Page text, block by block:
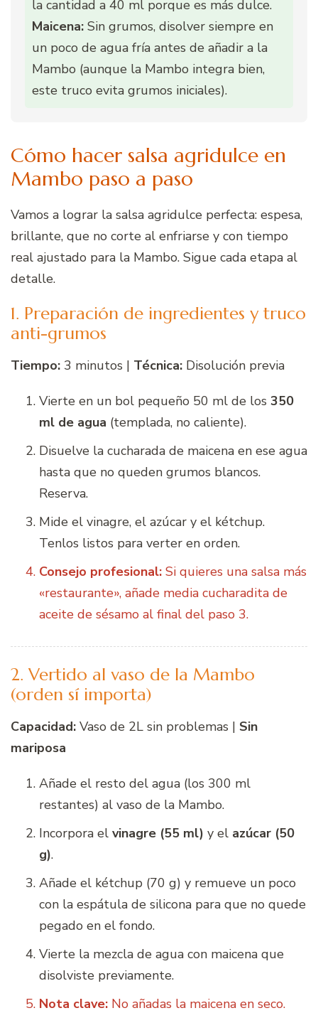
la cantidad a 40 ml porque es más dulce.
Maicena: Sin grumos, disolver siempre en
un poco de agua fría antes de añadir a la
Mambo (aunque la Mambo integra bien,
este truco evita grumos iniciales).
Cómo hacer salsa agridulce en
Mambo paso a paso
Vamos a lograr la salsa agridulce perfecta: espesa,
brillante, que no corte al enfriarse y con tiempo
real ajustado para la Mambo. Sigue cada etapa al
detalle.
1. Preparación de ingredientes y truco
anti-grumos
Tiempo: 3 minutos | Técnica: Disolución previa
Vierte en un bol pequeño 50 ml de los 350
ml de agua (templada, no caliente).
Disuelve la cucharada de maicena en ese agua
hasta que no queden grumos blancos.
Reserva.
Mide el vinagre, el azúcar y el kétchup.
Tenlos listos para verter en orden.
Consejo profesional: Si quieres una salsa más
«restaurante», añade media cucharadita de
aceite de sésamo al final del paso 3.
2. Vertido al vaso de la Mambo
(orden sí importa)
Capacidad: Vaso de 2L sin problemas | Sin
mariposa
Añade el resto del agua (los 300 ml
restantes) al vaso de la Mambo.
Incorpora el vinagre (55 ml) y el azúcar (50
g).
Añade el kétchup (70 g) y remueve un poco
con la espátula de silicona para que no quede
pegado en el fondo.
Vierte la mezcla de agua con maicena que
disolviste previamente.
Nota clave: No añadas la maicena en seco.